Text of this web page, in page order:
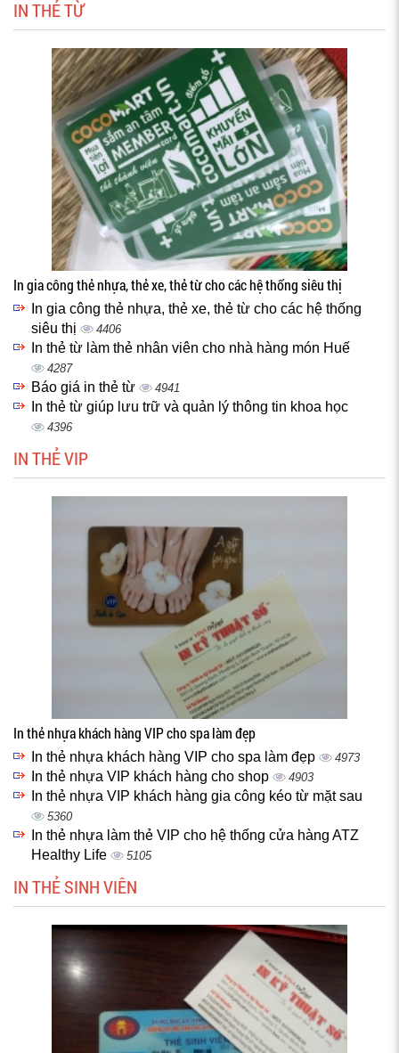
IN THẺ TỪ
In gia công thẻ nhựa, thẻ xe, thẻ từ cho các hệ thống siêu thị
In gia công thẻ nhựa, thẻ xe, thẻ từ cho các hệ thống
siêu thị
4406
In thẻ từ làm thẻ nhân viên cho nhà hàng món Huế
4287
Báo giá in thẻ từ 4941
In thẻ từ giúp lưu trữ và quản lý thông tin khoa học
4396
IN THẺ VIP
In thẻ nhựa khách hàng VIP cho spa làm đẹp
In thẻ nhựa khách hàng VIP cho spa làm đẹp 4973
In thẻ nhựa VIP khách hàng cho shop 4903
In thẻ nhựa VIP khách hàng gia công kéo từ mặt sau
5360
In thẻ nhựa làm thẻ VIP cho hệ thống cửa hàng ATZ
Healthy Life
5105
IN THẺ SINH VIÊN